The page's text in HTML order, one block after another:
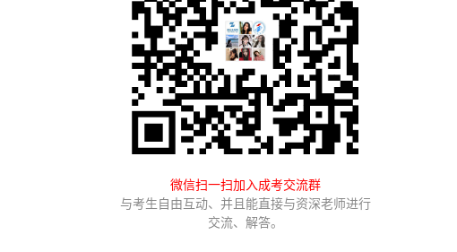
微信扫一扫加入成考交流群
与考生自由互动、并且能直接与资深老师进行
交流、解答。